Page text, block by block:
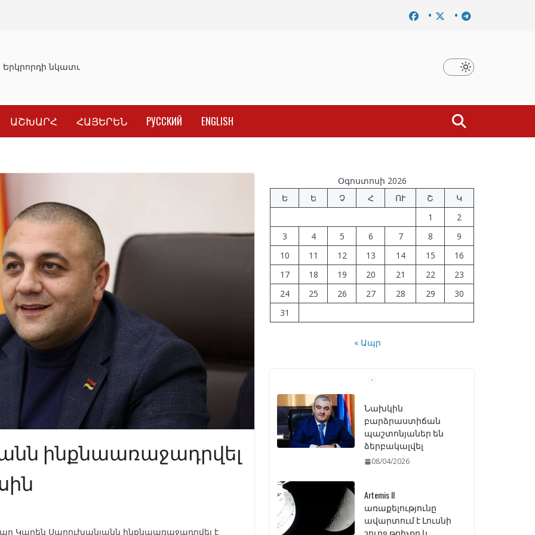
նկատմամբ սահմանափակման վերացման որոշումը Նախկին բարձրաստիճան պաշտոնյաներ են
ԱՇԽԱՐՀ ՀԱՅԵՐԵՆ РУССКИЙ ENGLISH
ինքնաառաջադրվել
Կարեն Սարուխանյանն ինքնաառաջադրվել է
Օգոստոսի 2026
Ե
Ե Չ Հ ՈՒ Շ
Կ
1
2
3
4 5 6 7 8
9
10
11 12 13 14 15
16
17
18 19 20 21 22
23
24
25 26 27 28 29
30
31
« Ապր
Նախկին
պաշտոնյաներ են
ձերբակալվել
08/04/2026
ավարտում է Լուսնի
շուրջ թռիչքը և
վերադառնում Երկիր